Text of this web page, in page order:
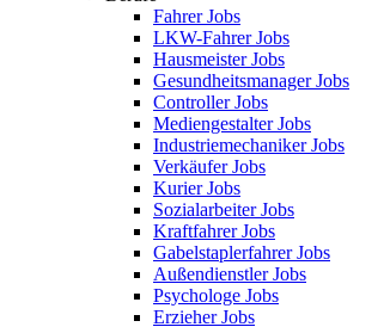
Fahrer Jobs
LKW-Fahrer Jobs
Hausmeister Jobs
Gesundheitsmanager Jobs
Controller Jobs
Mediengestalter Jobs
Industriemechaniker Jobs
Verkäufer Jobs
Kurier Jobs
Sozialarbeiter Jobs
Kraftfahrer Jobs
Gabelstaplerfahrer Jobs
Außendienstler Jobs
Psychologe Jobs
Erzieher Jobs